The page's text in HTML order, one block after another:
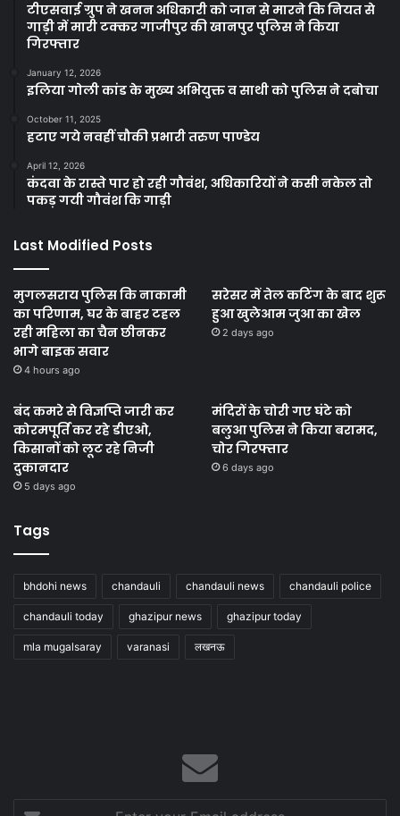
टीएसवाई ग्रुप ने खनन अधिकारी को जान से मारने कि नियत से
गाड़ी में मारी टक्कर गाजीपुर की खानपुर पुलिस ने किया
गिरफ्तार
January 12, 2026
इलिया गोली कांड के मुख्य अभियुक्त व साथी को पुलिस ने दबोचा
October 11, 2025
हटाए गये नवहीं चौकी प्रभारी तरुण पाण्डेय
April 12, 2026
कंदवा के रास्ते पार हो रही गौवंश, अधिकारियों ने कसी नकेल तो
पकड़ गयी गौवंश कि गाड़ी
Last Modified Posts
मुगलसराय पुलिस कि नाकामी
का परिणाम, घर के बाहर टहल
रही महिला का चैन छीनकर
भागे बाइक सवार
4 hours ago
सरेसर में तेल कटिंग के बाद शुरू
हुआ खुलेआम जुआ का खेल
2 days ago
बंद कमरे से विज्ञप्ति जारी कर
कोरमपूर्ति कर रहे डीएओ,
किसानों को लूट रहे निजी
दुकानदार
5 days ago
मंदिरों के चोरी गए घंटे को
बलुआ पुलिस ने किया बरामद,
चोर गिरफ्तार
6 days ago
Tags
bhdohi news chandauli chandauli news chandauli police
chandauli today ghazipur news ghazipur today
mla mugalsaray varanasi लखनऊ